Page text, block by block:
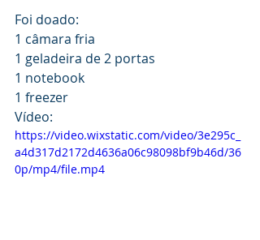
Foi doado:
1 câmara fria
1 geladeira de 2 portas
1 notebook
1 freezer
Vídeo:
https://video.wixstatic.com/video/3e295c_
a4d317d2172d4636a06c98098bf9b46d/36
0p/mp4/file.mp4